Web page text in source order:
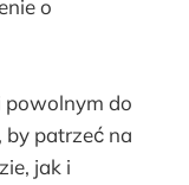
o
powolnym do
by patrzeć na
jak i